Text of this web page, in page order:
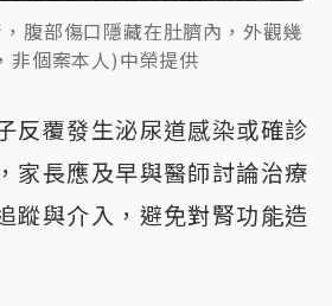
腹部傷口隱藏在肚臍內，外觀幾
非個案本人)中榮提供
反覆發生泌尿道感染或確診
家長應及早與醫師討論治療
蹤與介入，避免對腎功能造